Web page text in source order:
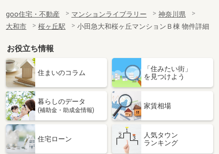
goo住宅・不動産 マンションライブラリー
神奈川県
大和市
桜ヶ丘駅 小田急大和桜ヶ丘マンションＢ棟 物件詳細
お役立ち情報
住まいのコラム
「住みたい街」
を見つけよう
暮らしのデータ
(補助金・助成金情報)
家賃相場
住宅ローン
人気タウン
ランキング